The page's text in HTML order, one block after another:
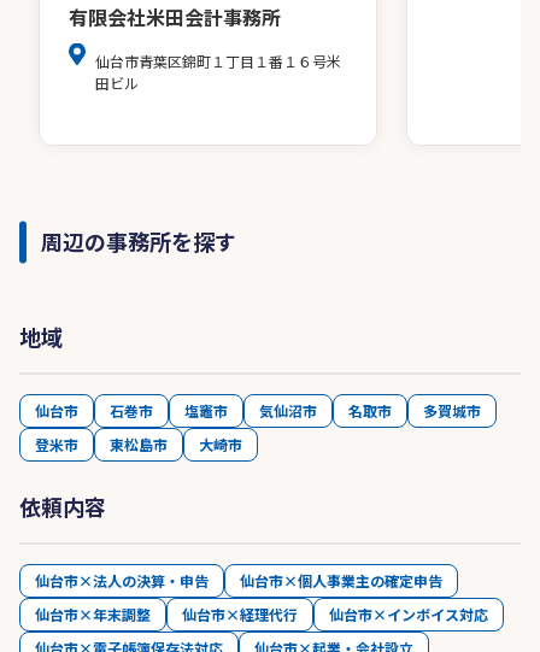
有限会社米田会計事務所
仙台市青葉区錦町１丁目１番１６号米
田ビル
周辺の事務所を探す
地域
仙台市 石巻市 塩竈市 気仙沼市 名取市
多賀城市
登米市
東松島市 大崎市
依頼内容
仙台市×法人の決算・申告
仙台市×個人事業主の確定申告
仙台市×年末調整
仙台市×経理代行
仙台市×インボイス対応
仙台市×電子帳簿保存法対応
仙台市×起業・会社設立